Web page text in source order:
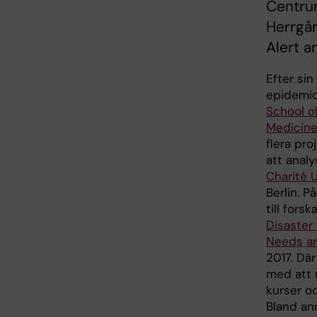
Alert
Efter sin
School
Medicine
flera
att
Charité
Berlin.
till
Needs
2017.
med att
kurser
Bland